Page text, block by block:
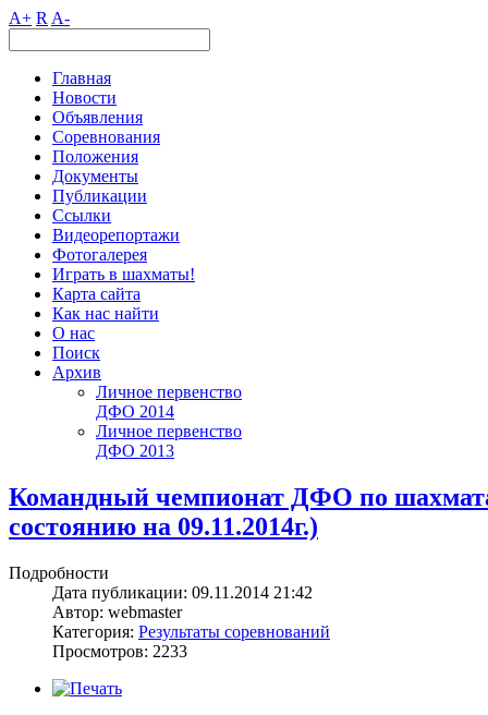
A+ R A-
Главная
Новости
Объявления
Соревнования
Положения
Документы
Публикации
Ссылки
Видеорепортажи
Фотогалерея
Играть в шахматы!
Карта сайта
Как нас найти
О нас
Поиск
Архив
Личное первенство
ДФО 2014
Личное первенство
ДФО 2013
Командный чемпионат ДФО по
состоянию на 09.11.2014г.)
Подробности
Дата публикации: 09.11.2014 21:42
Автор: webmaster
Категория: Результаты соревнований
Просмотров: 2233